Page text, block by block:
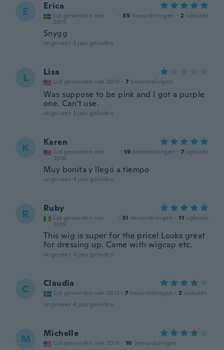
E Erica
Lid geworden van
2015
· 35 beoordelingen · 2 uploads
Snygg
ongeveer 3 jaar geleden
L Lisa
Lid geworden van 2019 · 7 beoordelingen
Was suppose to be pink and I got a purple
one. Can't use.
ongeveer 3 jaar geleden
K Karen
Lid geworden van
2016
· 19 beoordelingen · 7 uploads
Muy bonita y llegó a tiempo
ongeveer 4 jaar geleden
R Ruby
Lid geworden van
2019
· 31 beoordelingen · 11 uploads
This wig is super for the price! Looks great
for dressing up. Came with wigcap etc.
ongeveer 4 jaar geleden
C Claudia
Lid geworden van 2013 · 7 beoordelingen · 2 uploads
ongeveer 4 jaar geleden
M Michelle
Lid geworden van 2016 · 10 beoordelingen